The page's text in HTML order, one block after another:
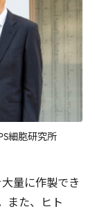
細胞研究所
量に作製でき
また、ヒト